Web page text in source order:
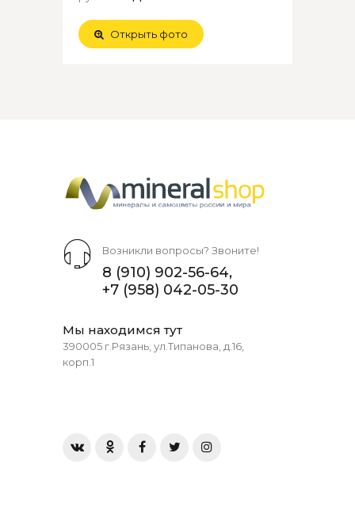
Открыть фото
Возникли вопросы? Звоните!
8 (910) 902-56-64,
+7 (958) 042-05-30
Мы находимся тут
390005 г.Рязань, ул.Типанова, д.16,
корп.1